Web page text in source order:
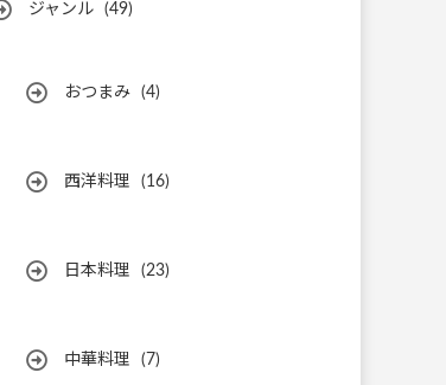
ジャンル (49)
おつまみ (4)
西洋料理 (16)
日本料理 (23)
中華料理 (7)